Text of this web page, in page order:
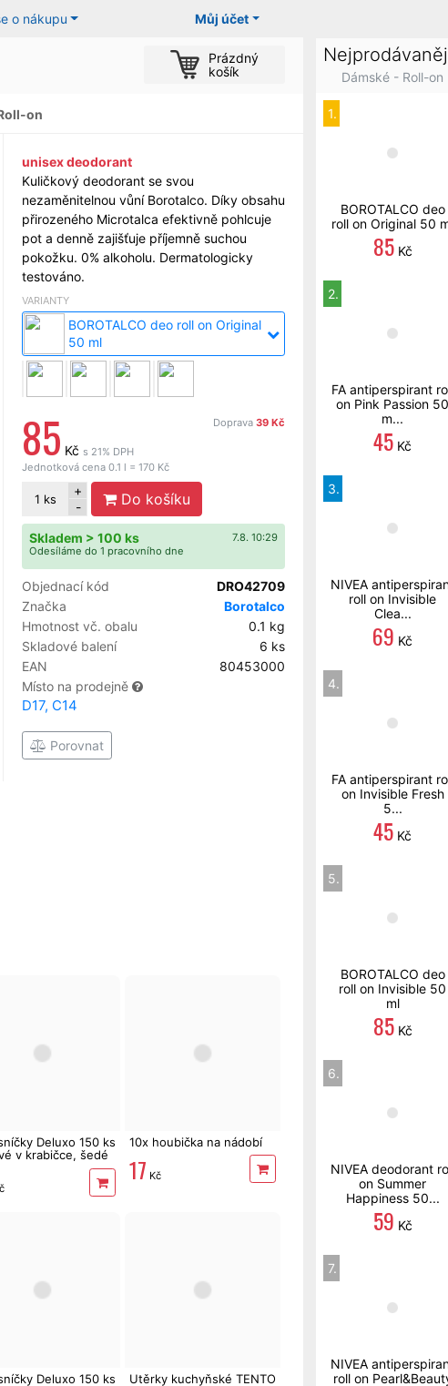
Můj účet
o nákupu
Prázdný
košík
on
unisex deodorant
Kuličkový deodorant se svou
nezaměnitelnou vůní Borotalco. Díky obsahu
přirozeného Microtalca efektivně pohlcuje
pot a denně zajišťuje příjemně suchou
pokožku. 0% alkoholu. Dermatologicky
testováno.
VARIANTY
BOROTALCO deo roll on Original
50 ml
Doprava 39 Kč
85 Kč s 21% DPH
Jednotková cena 0.1 l = 170 Kč
1 ks
+
-
Do košíku
7.8. 10:29
Skladem > 100 ks
Odesíláme do 1 pracovního dne
Objednací kód
DRO42709
Značka
Borotalco
Hmotnost vč. obalu
0.1 kg
Skladové balení
6 ks
EAN
80453000
Místo na prodejně
D17, C14
Porovnat
Deluxo 150 ks
v krabičce, šedé
10x houbička na nádobí
17 Kč
Deluxo 150 ks
Utěrky kuchyňské TENTO
Dámské - Roll-on
1.
BOROTALCO deo
roll on Original 50
85Kč
2.
FA antiperspirant
on Pink Passion 50
m...
45 Kč
3.
NIVEA
roll on Invisible
Clea...
69 Kč
4.
FA antiperspirant
on Invisible Fresh
5...
45 Kč
5.
BOROTALCO deo
roll on Invisible 50
ml
85Kč
6.
NIVEA deodorant
on Summer
Happiness 50...
59 Kč
7.
NIVEA
roll on